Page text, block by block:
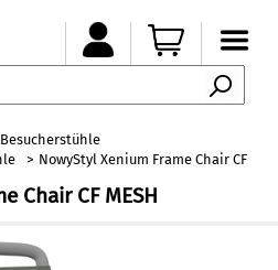
NowyStyl Xenium Frame Chair CF
Chair CF MESH